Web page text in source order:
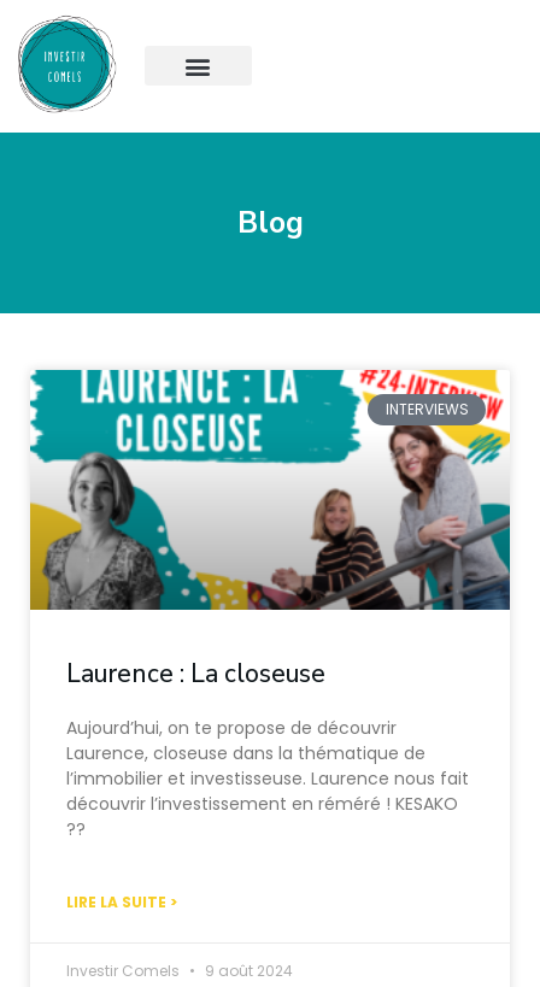
Blog
INTERVIEWS
Laurence : La closeuse
Aujourd’hui, on te propose de découvrir
Laurence, closeuse dans la thématique de
l’immobilier et investisseuse. Laurence nous fait
découvrir l’investissement en réméré ! KESAKO
??
LIRE LA SUITE >
Investir Comels 9 août 2024